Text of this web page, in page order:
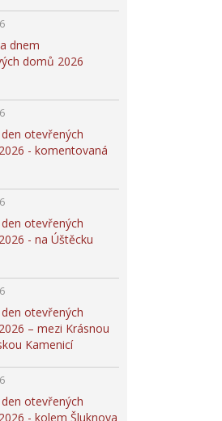
dnem
domů 2026
otevřených
- komentovaná
otevřených
- na Úštěcku
otevřených
– mezi Krásnou
Kamenicí
otevřených
- kolem Šluknova